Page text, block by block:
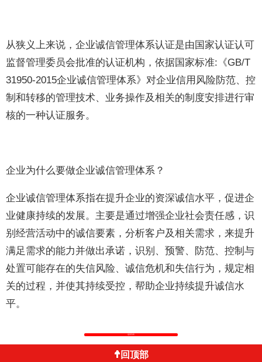
从狭义上来说，企业诚信管理体系认证是由国家认证认可
监督管理委员会批准的认证机构，依据国家标准:《GB/T
31950-2015企业诚信管理体系》对企业信用风险防范、控
制和转移的管理技术、业务操作及相关的制度安排进行审
核的一种认证服务。
企业为什么要做企业诚信管理体系？
企业诚信管理体系指在提升企业的资深诚信水平，促进企
业健康持续的发展。主要是通过增强企业社会责任感，识
别经营活动中的诚信要素，分析客户及相关需求，来提升
满足需求的能力并做出承诺，识别、预警、防范、控制与
处置可能存在的失信风险、诚信危机和失信行为，规定相
关的过程，并使其持续受控，帮助企业持续提升诚信水
平。
返回列表
回顶部